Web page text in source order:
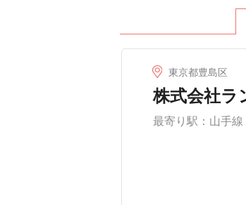
東京都豊島区
株式会社ラ
最寄り駅：山手